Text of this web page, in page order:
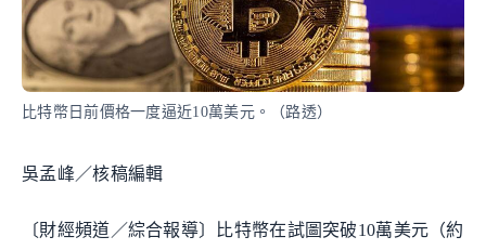
比特幣日前價格一度逼近10萬美元。（路透）
吳孟峰／核稿編輯
〔財經頻道／綜合報導〕比特幣在試圖突破10萬美元（約